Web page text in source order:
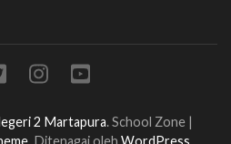
2 Martapura.School Zone |